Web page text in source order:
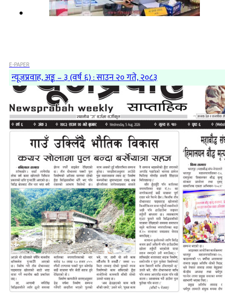
E-PAPER
न्यूजप्रवाह, अङ्क – ३ (वर्ष ६) : साउन २० गते, २०८३